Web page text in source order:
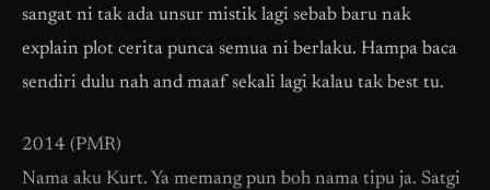
sangat ni tak ada unsur mistik lagi sebab baru nak
explain plot cerita punca semua ni berlaku. Hampa baca
sendiri dulu nah and maaf sekali lagi kalau tak best tu.
2014 (PMR)
Nama aku Kurt. Ya memang pun boh nama tipu ja. Satgi